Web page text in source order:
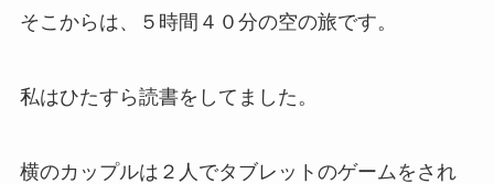
そこからは、５時間４０分の空の旅です。
私はひたすら読書をしてました。
横のカップルは２人でタブレットのゲームをされ